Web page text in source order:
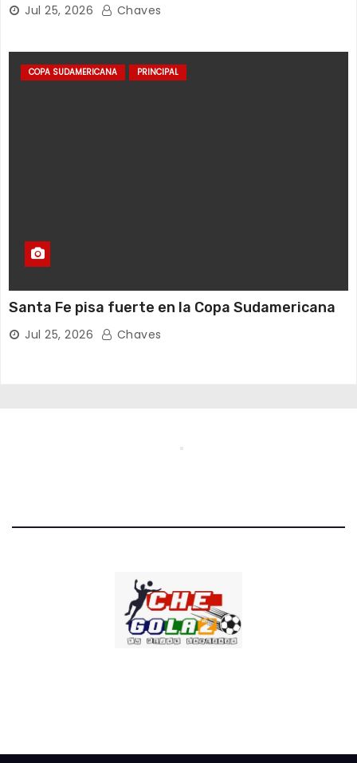
Jul 25, 2026 Chaves
COPA SUDAMERICANA PRINCIPAL
Santa Fe pisa fuerte en la Copa Sudamericana
Jul 25, 2026 Chaves